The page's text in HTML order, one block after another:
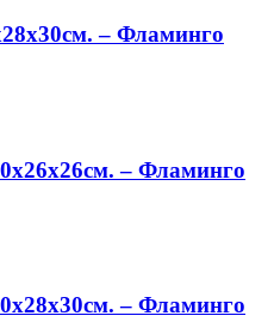
– Фламинго
– Фламинго
– Фламинго